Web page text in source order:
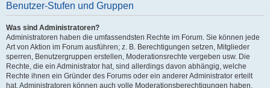
Benutzer-Stufen und Gruppen
Was sind Administratoren?
Administratoren haben die umfassendsten Rechte im Forum. Sie können jede
Art von Aktion im Forum ausführen; z. B. Berechtigungen setzen, Mitglieder
sperren, Benutzergruppen erstellen, Moderationsrechte vergeben usw. Die
Rechte, die ein Administrator hat, sind allerdings davon abhängig, welche
Rechte ihnen ein Gründer des Forums oder ein anderer Administrator erteilt
hat. Administratoren können auch volle Moderationsberechtigungen haben,